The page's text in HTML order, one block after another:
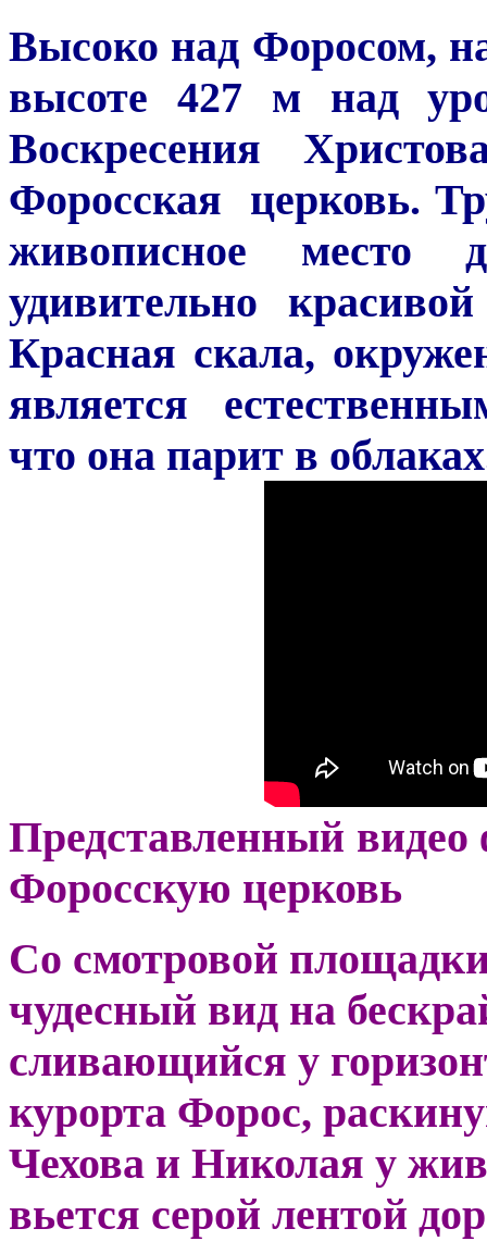
Высоко над Форосом,
высоте 427 м над
Воскресения
Форосская церковь.
живописное место
удивительно
Красная скала,
является
что она парит в
Представленный видео
Форосскую церковь
Со смотровой
чудесный вид на
сливающийся у
курорта Форос,
Чехова и Николая у
вьется серой лентой